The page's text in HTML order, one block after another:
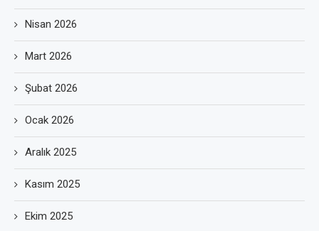
Nisan 2026
Mart 2026
Şubat 2026
Ocak 2026
Aralık 2025
Kasım 2025
Ekim 2025